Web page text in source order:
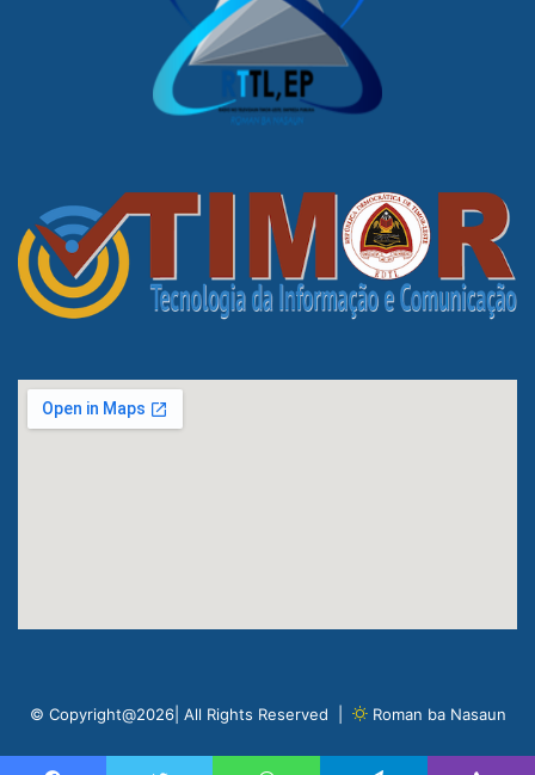
© Copyright@2026| All Rights Reserved | Roman ba Nasaun